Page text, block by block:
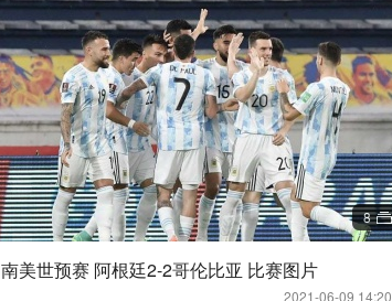
8
2021-06-09 14:20
南美世预赛 阿根廷2-2哥伦比亚 比赛图片